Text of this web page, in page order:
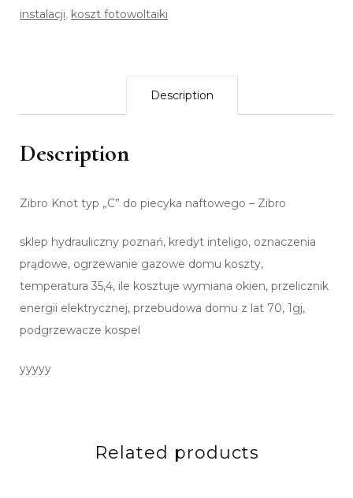
instalacji, koszt fotowoltaiki
Description
Description
Zibro Knot typ „C” do piecyka naftowego – Zibro
sklep hydrauliczny poznań, kredyt inteligo, oznaczenia
prądowe, ogrzewanie gazowe domu koszty,
temperatura 35,4, ile kosztuje wymiana okien, przelicznik
energii elektrycznej, przebudowa domu z lat 70, 1gj,
podgrzewacze kospel
yyyyy
Related products